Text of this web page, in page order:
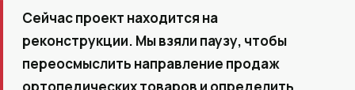
Сейчас проект находится на
реконструкции. Мы взяли паузу, чтобы
переосмыслить направление продаж